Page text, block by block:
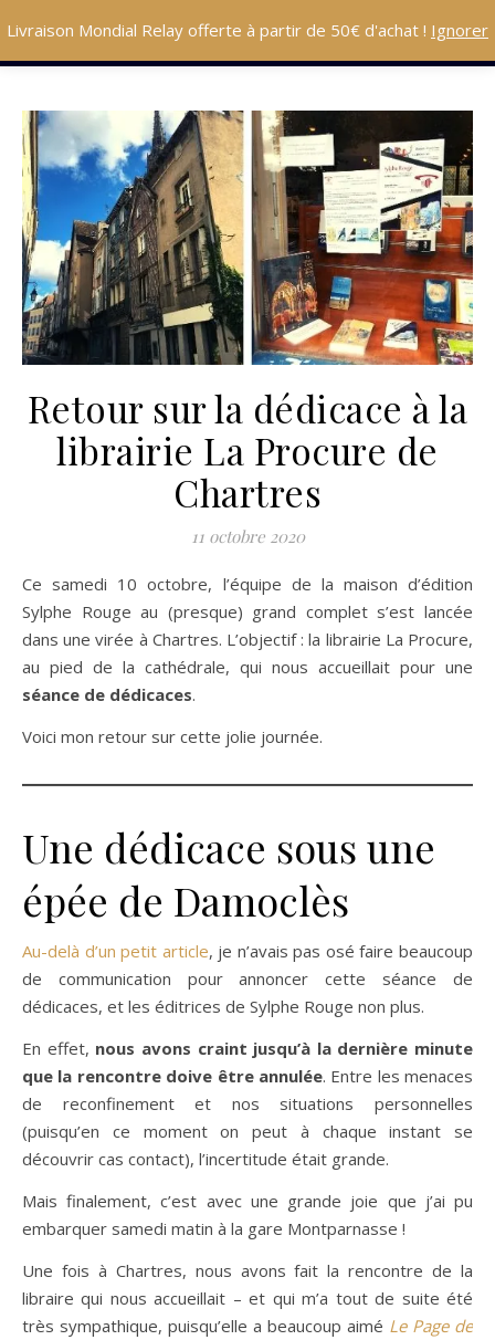
Retour sur la dédicace à la
librairie La Procure de
Chartres
11 octobre 2020
Ce samedi 10 octobre, l’équipe de la maison d’édition
Sylphe Rouge au (presque) grand complet s’est lancée
dans une virée à Chartres. L’objectif : la librairie La Procure,
au pied de la cathédrale, qui nous accueillait pour une
séance de dédicaces.
Voici mon retour sur cette jolie journée.
Une dédicace sous une
épée de Damoclès
Au-delà d’un petit article, je n’avais pas osé faire beaucoup
de communication pour annoncer cette séance de
dédicaces, et les éditrices de Sylphe Rouge non plus.
En effet, nous avons craint jusqu’à la dernière minute
que la rencontre doive être annulée. Entre les menaces
de reconfinement et nos situations personnelles
(puisqu’en ce moment on peut à chaque instant se
découvrir cas contact), l’incertitude était grande.
Mais finalement, c’est avec une grande joie que j’ai pu
embarquer samedi matin à la gare Montparnasse !
Une fois à Chartres, nous avons fait la rencontre de la
libraire qui nous accueillait – et qui m’a tout de suite été
très sympathique, puisqu’elle a beaucoup aimé Le Page de
Livraison Mondial Relay offerte à partir de 50€ d'achat ! Ignorer